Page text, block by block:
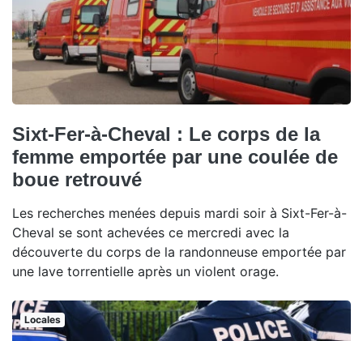
Sixt-Fer-à-Cheval : Le corps de la
femme emportée par une coulée de
boue retrouvé
Les recherches menées depuis mardi soir à Sixt-Fer-à-
Cheval se sont achevées ce mercredi avec la
découverte du corps de la randonneuse emportée par
une lave torrentielle après un violent orage.
Locales